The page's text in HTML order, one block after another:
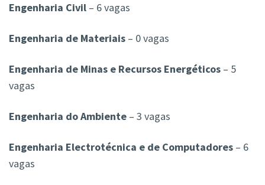
Engenharia Civil – 6 vagas
Engenharia de Materiais – 0 vagas
Engenharia de Minas e Recursos Energéticos – 5
vagas
Engenharia do Ambiente – 3 vagas
Engenharia Electrotécnica e de Computadores – 6
vagas